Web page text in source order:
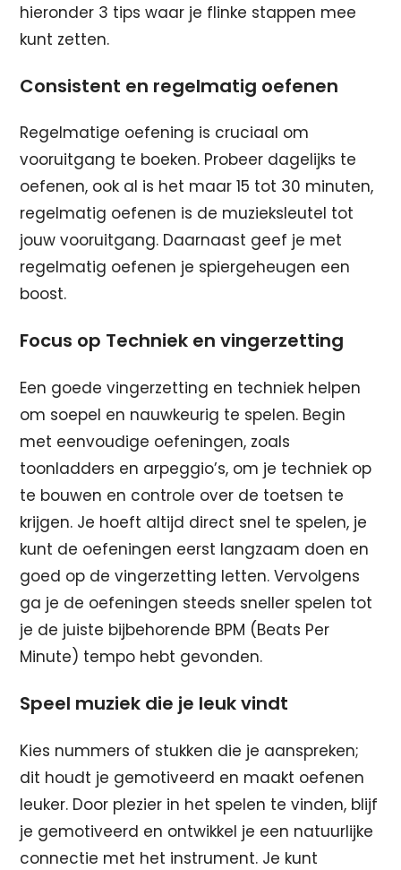
hieronder 3 tips waar je flinke stappen mee
kunt zetten.
Consistent en regelmatig oefenen
Regelmatige oefening is cruciaal om
vooruitgang te boeken. Probeer dagelijks te
oefenen, ook al is het maar 15 tot 30 minuten,
regelmatig oefenen is de muzieksleutel tot
jouw vooruitgang. Daarnaast geef je met
regelmatig oefenen je spiergeheugen een
boost.
Focus op Techniek en vingerzetting
Een goede vingerzetting en techniek helpen
om soepel en nauwkeurig te spelen. Begin
met eenvoudige oefeningen, zoals
toonladders en arpeggio’s, om je techniek op
te bouwen en controle over de toetsen te
krijgen. Je hoeft altijd direct snel te spelen, je
kunt de oefeningen eerst langzaam doen en
goed op de vingerzetting letten. Vervolgens
ga je de oefeningen steeds sneller spelen tot
je de juiste bijbehorende BPM (Beats Per
Minute) tempo hebt gevonden.
Speel muziek die je leuk vindt
Kies nummers of stukken die je aanspreken;
dit houdt je gemotiveerd en maakt oefenen
leuker. Door plezier in het spelen te vinden, blijf
je gemotiveerd en ontwikkel je een natuurlijke
connectie met het instrument. Je kunt